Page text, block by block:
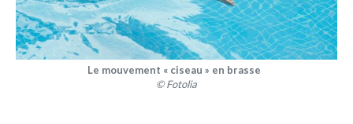
Le mouvement « ciseau » en brasse
© Fotolia